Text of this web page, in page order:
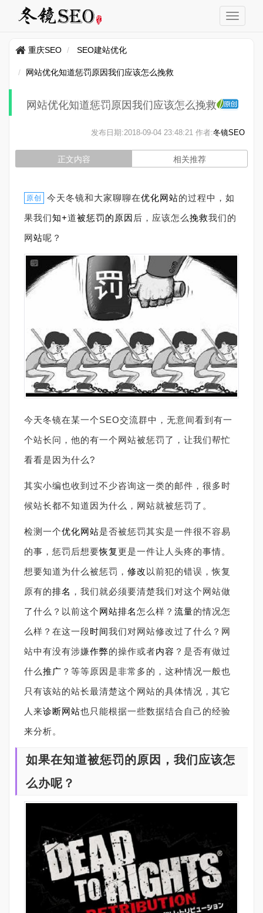
重庆SEO SEO建站优化
网站优化知道惩罚原因我们应该怎么挽救
网站优化知道惩罚原因我们应该怎么挽救
发布日期:2018-09-04 23:48:21 作者:冬镜SEO
正文内容 相关推荐
原创 今天冬镜和大家聊聊在优化网站的过程中，如
果我们知+道被惩罚的原因 后，应该怎么挽救我们的
网站呢？
今天冬镜在某一个SEO交流群中，无意间看到有一
个站长问，他的有一个网站被惩罚了，让我们帮忙
看看是因为什么?
其实小编也收到过不少咨询这一类的邮件，很多时
候站长都不知道因为什么，网站就被惩罚了。
检测一个优化网站是否被惩罚其实是一件很不容易
的事，惩罚后想要恢复更是一件让人头疼的事情。
想要知道为什么被惩罚， 修改 以前犯的错误，恢复
原有的排名 ，我们就必须要清楚我们对这个网站做
了什么？以前这个网站排名怎么样？ 流量的情况怎
么样？在这一段时间我们对网站修改过了什么？网
站中有没有涉嫌作弊的操作或者内容 ？是否有做过
什么推广 ？等等原因是非常多的，这种情况一般也
只有该站的站长最清楚这个网站的具体情况，其它
人来诊断网站也只能根据一些数据结合自己的经验
来分析。
如果在知道被惩罚的原因，我们应该怎
么办呢？